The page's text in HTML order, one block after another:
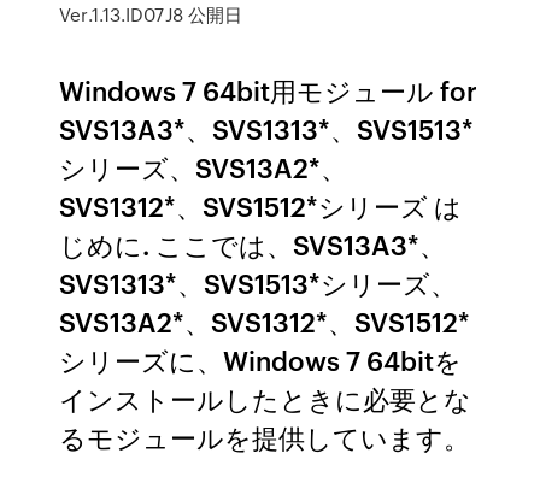
Ver.1.13.ID07J8 公開日
Windows 7 64bit用モジュール for
SVS13A3*、SVS1313*、SVS1513*
シリーズ、SVS13A2*、
SVS1312*、SVS1512*シリーズ は
じめに. ここでは、SVS13A3*、
SVS1313*、SVS1513*シリーズ、
SVS13A2*、SVS1312*、SVS1512*
シリーズに、Windows 7 64bitを
インストールしたときに必要とな
るモジュールを提供しています。